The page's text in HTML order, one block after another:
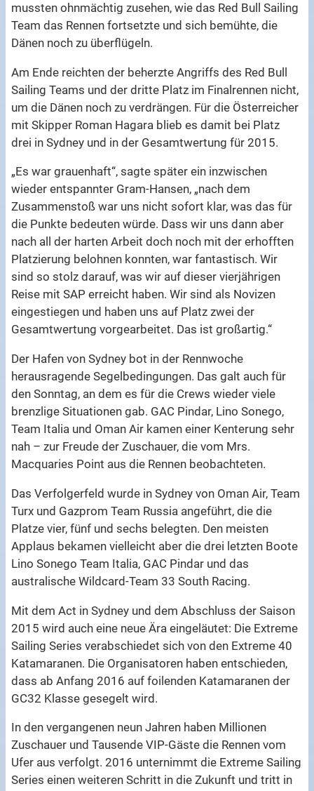
mussten ohnmächtig zusehen, wie das Red Bull Sailing
Team das Rennen fortsetzte und sich bemühte, die
Dänen noch zu überflügeln.
Am Ende reichten der beherzte Angriffs des Red Bull
Sailing Teams und der dritte Platz im Finalrennen nicht,
um die Dänen noch zu verdrängen. Für die Österreicher
mit Skipper Roman Hagara blieb es damit bei Platz
drei in Sydney und in der Gesamtwertung für 2015.
„Es war grauenhaft“, sagte später ein inzwischen
wieder entspannter Gram-Hansen, „nach dem
Zusammenstoß war uns nicht sofort klar, was das für
die Punkte bedeuten würde. Dass wir uns dann aber
nach all der harten Arbeit doch noch mit der erhofften
Platzierung belohnen konnten, war fantastisch. Wir
sind so stolz darauf, was wir auf dieser vierjährigen
Reise mit SAP erreicht haben. Wir sind als Novizen
eingestiegen und haben uns auf Platz zwei der
Gesamtwertung vorgearbeitet. Das ist großartig.“
Der Hafen von Sydney bot in der Rennwoche
herausragende Segelbedingungen. Das galt auch für
den Sonntag, an dem es für die Crews wieder viele
brenzlige Situationen gab. GAC Pindar, Lino Sonego,
Team Italia und Oman Air kamen einer Kenterung sehr
nah – zur Freude der Zuschauer, die vom Mrs.
Macquaries Point aus die Rennen beobachteten.
Das Verfolgerfeld wurde in Sydney von Oman Air, Team
Turx und Gazprom Team Russia angeführt, die die
Platze vier, fünf und sechs belegten. Den meisten
Applaus bekamen vielleicht aber die drei letzten Boote
Lino Sonego Team Italia, GAC Pindar und das
australische Wildcard-Team 33 South Racing.
Mit dem Act in Sydney und dem Abschluss der Saison
2015 wird auch eine neue Ära eingeläutet: Die Extreme
Sailing Series verabschiedet sich von den Extreme 40
Katamaranen. Die Organisatoren haben entschieden,
dass ab Anfang 2016 auf foilenden Katamaranen der
GC32 Klasse gesegelt wird.
In den vergangenen neun Jahren haben Millionen
Zuschauer und Tausende VIP-Gäste die Rennen vom
Ufer aus verfolgt. 2016 unternimmt die Extreme Sailing
Series einen weiteren Schritt in die Zukunft und tritt in